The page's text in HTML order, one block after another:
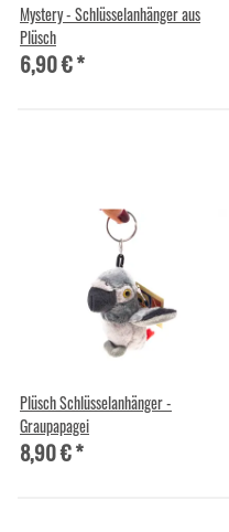
Mystery - Schlüsselanhänger aus
Plüsch
6,90 €*
Plüsch Schlüsselanhänger -
Graupapagei
8,90 €*